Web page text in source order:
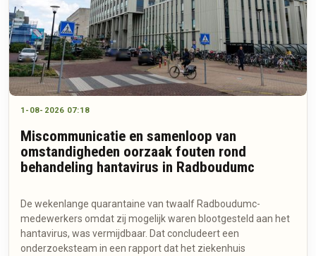
1-08-2026 07:18
Miscommunicatie en samenloop van
omstandigheden oorzaak fouten rond
behandeling hantavirus in Radboudumc
De wekenlange quarantaine van twaalf Radboudumc-
medewerkers omdat zij mogelijk waren blootgesteld aan het
hantavirus, was vermijdbaar. Dat concludeert een
onderzoeksteam in een rapport dat het ziekenhuis